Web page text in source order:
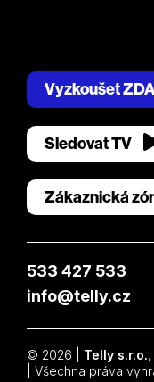
Vyzkoušet
Sledovat TV
Zákaznická
533 427 533
info@telly.cz
© 2026 | Telly s.r.o.
| Všechna práva